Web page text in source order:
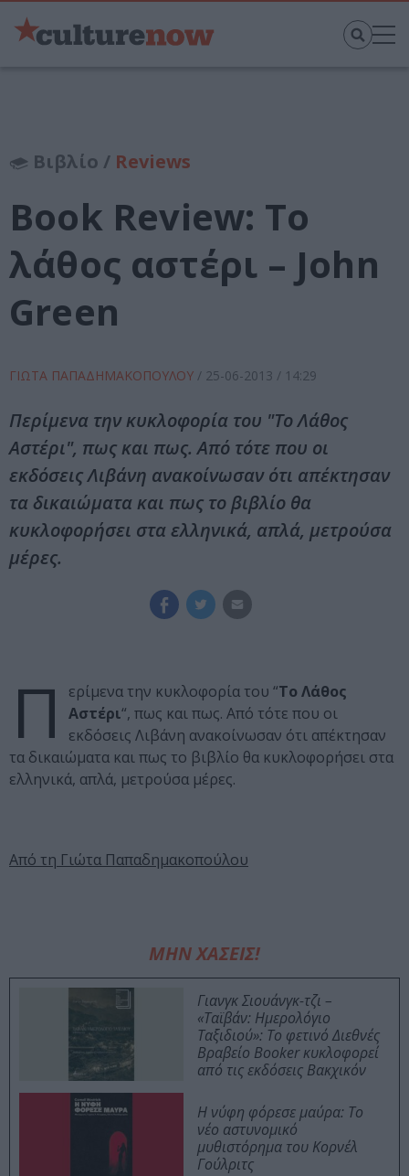
Βιβλίο / Reviews
Book Review: Το
λάθος αστέρι – John
Green
ΓΙΩΤΑ ΠΑΠΑΔΗΜΑΚΟΠΟΥΛΟΥ / 25-06-2013 / 14:29
Περίμενα την κυκλοφορία του "Το Λάθος
Αστέρι", πως και πως. Από τότε που οι
εκδόσεις Λιβάνη ανακοίνωσαν ότι απέκτησαν
τα δικαιώματα και πως το βιβλίο θα
κυκλοφορήσει στα ελληνικά, απλά, μετρούσα
μέρες.
Π ερίμενα την κυκλοφορία του “Το Λάθος
Αστέρι“, πως και πως. Από τότε που οι
εκδόσεις Λιβάνη ανακοίνωσαν ότι απέκτησαν
τα δικαιώματα και πως το βιβλίο θα κυκλοφορήσει στα
ελληνικά, απλά, μετρούσα μέρες.
Από τη Γιώτα Παπαδημακοπούλου
ΜΗΝ ΧΑΣΕΙΣ!
Γιανγκ Σιουάνγκ-τζι –
«Ταϊβάν: Ημερολόγιο
Ταξιδιού»: Το φετινό Διεθνές
Βραβείο Booker κυκλοφορεί
από τις εκδόσεις Βακχικόν
Η νύφη φόρεσε μαύρα: Το
νέο αστυνομικό
μυθιστόρημα του Κορνέλ
Γούλριτς